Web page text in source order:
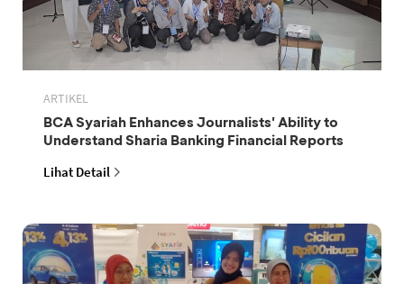
ARTIKEL
BCA Syariah Enhances Journalists' Ability to
Understand Sharia Banking Financial Reports
Lihat Detail